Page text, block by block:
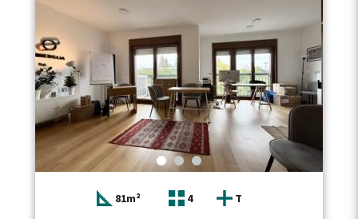
garderober, ali se po potrebi lako može adaptirati u
treću spavaću sobu ili radni kabinet. Enterijer
karakterišu pažljivo odabrani materijali, kvalitetna
završna obrada i detalji koji prostoru daju toplinu i
prepoznatljiv karakter. Izuzetna lokacija omogućava
neposrednu blizinu brojnih restorana, kafića,
prodavnica i svih sadržaja koje Dorćol čine jednim od
najatraktivnijih delova grada, uz istovremeno mirno i
prijatno okruženje za svakodnevni život. U cenu
zakupa uključeno je jedno garažno mesto, dok postoji
mogućnost zakupa dodatnog garažnog mesta uz
doplatu od 100 EUR mesečno. Ovaj četvorosoban stan
na Dorćolu površine 107 m2 nalazi se na šestom spratu
terasu i otvoren pogled. Ako tražite stan za izdavanje
81m² 4 T